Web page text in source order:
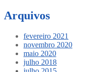
Arquivos
fevereiro 2021
novembro 2020
maio 2020
julho 2018